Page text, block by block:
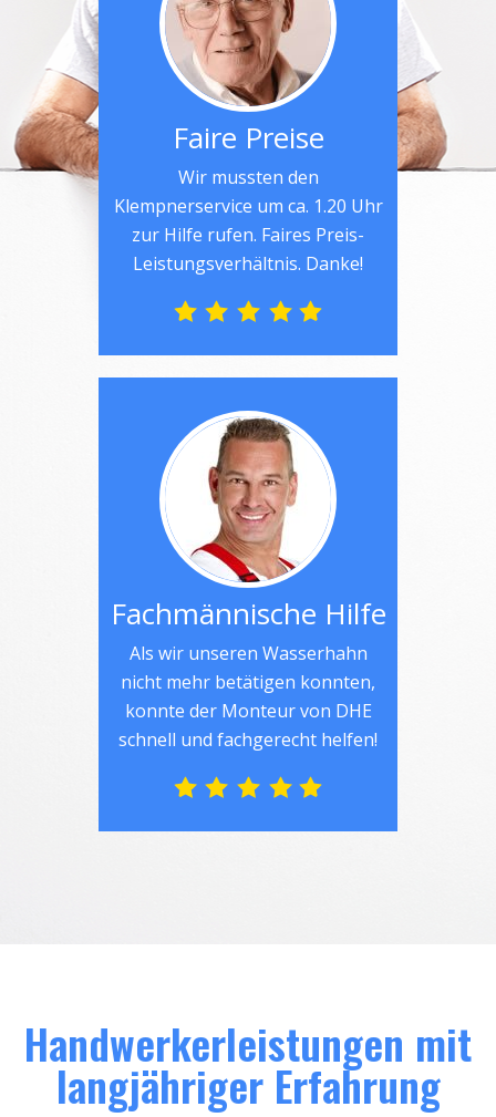
Faire Preise
Wir mussten den
Klempnerservice um ca. 1.20 Uhr
zur Hilfe rufen. Faires Preis-
Leistungsverhältnis. Danke!
Fachmännische Hilfe
Als wir unseren Wasserhahn
nicht mehr betätigen konnten,
konnte der Monteur von DHE
schnell und fachgerecht helfen!
Handwerkerleistungen mit
langjähriger Erfahrung